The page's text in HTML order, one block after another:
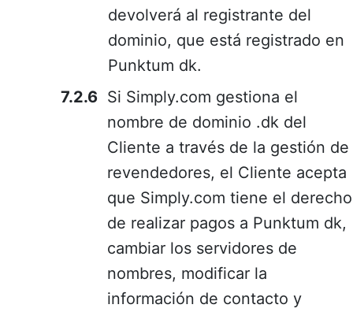
devolverá al registrante del
dominio, que está registrado en
Punktum dk.
Si Simply.com gestiona el
nombre de dominio .dk del
Cliente a través de la gestión de
revendedores, el Cliente acepta
que Simply.com tiene el derecho
de realizar pagos a Punktum dk,
cambiar los servidores de
nombres, modificar la
información de contacto y